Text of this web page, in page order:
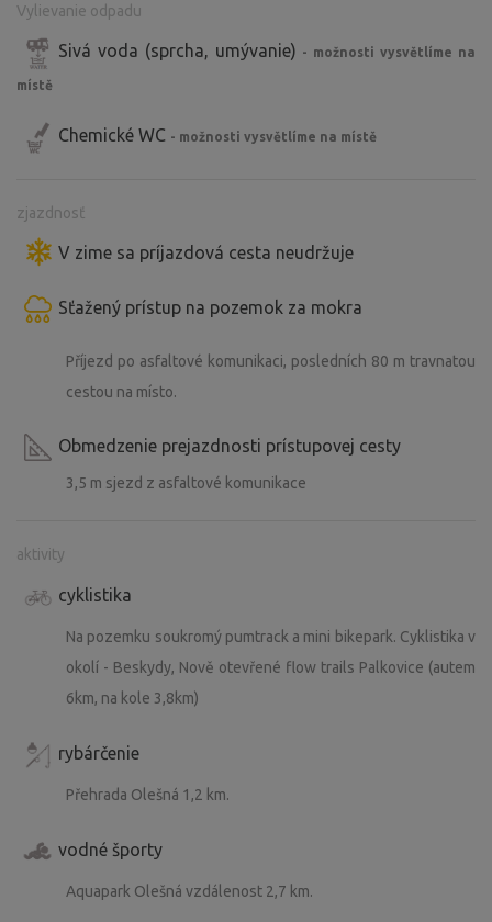
Vylievanie odpadu
Sivá voda (sprcha, umývanie) - možnosti vysvětlíme na
místě
Chemické WC - možnosti vysvětlíme na místě
zjazdnosť
V zime sa príjazdová cesta neudržuje
Sťažený prístup na pozemok za mokra
Příjezd po asfaltové komunikaci, posledních 80 m travnatou
cestou na místo.
Obmedzenie prejazdnosti prístupovej cesty
3,5 m sjezd z asfaltové komunikace
aktivity
cyklistika
Na pozemku soukromý pumtrack a mini bikepark. Cyklistika v
okolí - Beskydy, Nově otevřené flow trails Palkovice (autem
6km, na kole 3,8km)
rybárčenie
Přehrada Olešná 1,2 km.
vodné športy
Aquapark Olešná vzdálenost 2,7 km.